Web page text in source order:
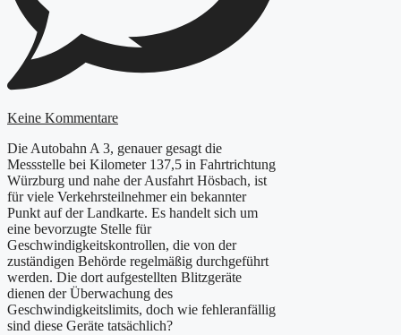
Keine Kommentare
Die Autobahn A 3, genauer gesagt die
Messstelle bei Kilometer 137,5 in Fahrtrichtung
Würzburg und nahe der Ausfahrt Hösbach, ist
für viele Verkehrsteilnehmer ein bekannter
Punkt auf der Landkarte. Es handelt sich um
eine bevorzugte Stelle für
Geschwindigkeitskontrollen, die von der
zuständigen Behörde regelmäßig durchgeführt
werden. Die dort aufgestellten Blitzgeräte
dienen der Überwachung des
Geschwindigkeitslimits, doch wie fehleranfällig
sind diese Geräte tatsächlich?